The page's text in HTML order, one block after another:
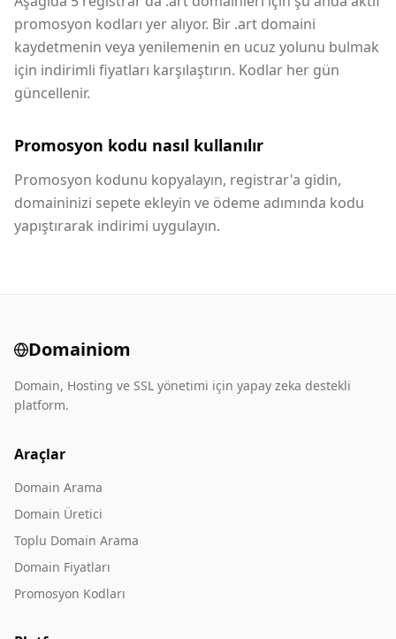
promosyon kodları yer alıyor. Bir .art domaini
kaydetmenin veya yenilemenin en ucuz yolunu bulmak
için indirimli fiyatları karşılaştırın. Kodlar her gün
güncellenir.
Promosyon kodu nasıl kullanılır
Promosyon kodunu kopyalayın, registrar'a gidin,
domaininizi sepete ekleyin ve ödeme adımında kodu
yapıştırarak indirimi uygulayın.
Domainiom
Domain, Hosting ve SSL yönetimi için yapay zeka destekli
platform.
Araçlar
Domain Arama
Domain Üretici
Toplu Domain Arama
Domain Fiyatları
Promosyon Kodları